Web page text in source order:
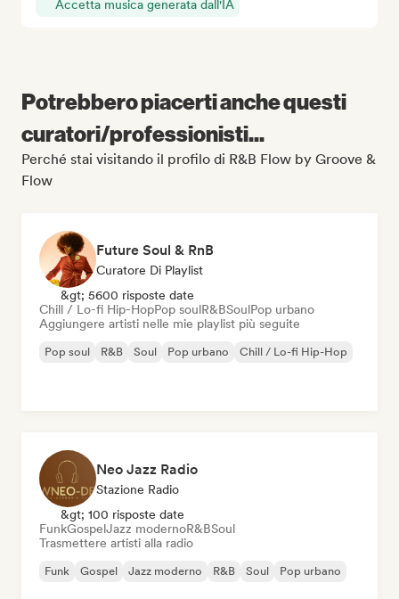
Accetta musica generata dall'IA
Potrebbero piacerti anche questi
curatori/professionisti...
Perché stai visitando il profilo di R&B Flow by Groove &
Flow
Future Soul & RnB
Curatore Di Playlist
&gt; 5600 risposte date
Chill / Lo-fi Hip-HopPop soulR&BSoulPop urbano
Aggiungere artisti nelle mie playlist più seguite
Pop soul R&B Soul Pop urbano Chill / Lo-fi Hip-Hop
Neo Jazz Radio
Stazione Radio
&gt; 100 risposte date
FunkGospelJazz modernoR&BSoul
Trasmettere artisti alla radio
Funk Gospel Jazz moderno R&B Soul Pop urbano